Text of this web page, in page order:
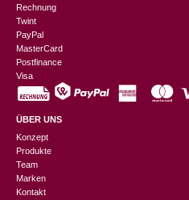
Rechnung
Twint
PayPal
MasterCard
Postfinance
Visa
ÜBER UNS
Konzept
Produkte
Team
Marken
Kontakt